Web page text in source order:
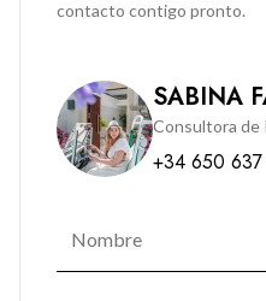
contacto contigo pronto.
SABINA
Consultora de
+34 650